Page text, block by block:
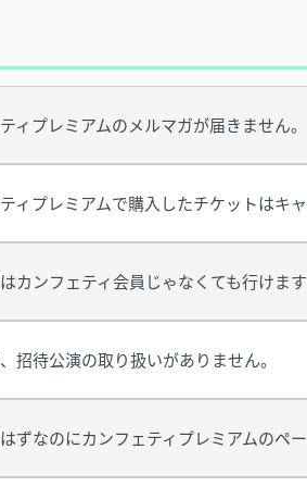
ィプレミアムのメルマガが届きません。
ィプレミアムで購入したチケットはキ
カンフェティ会員じゃなくても行けま
招待公演の取り扱いがありません。
ずなのにカンフェティプレミアムのペ